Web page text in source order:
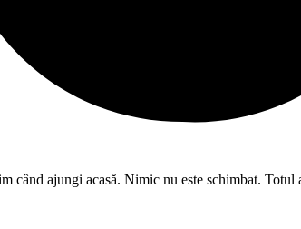
când ajungi acasă. Nimic nu este schimbat.